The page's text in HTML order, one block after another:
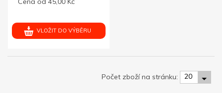
VLOŽIT DO VÝBĚRU
Počet zboží na stránku: 20